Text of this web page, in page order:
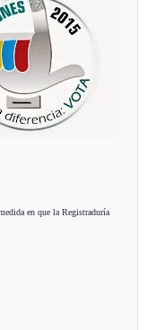
en que la Registraduría